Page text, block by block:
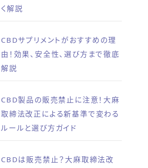
く解説
CBDサプリメントがおすすめの理
由！効果、安全性、選び方まで徹底
解説
CBD製品の販売禁止に注意！大麻
取締法改正による新基準で変わる
ルールと選び方ガイド
CBDは販売禁止？大麻取締法改